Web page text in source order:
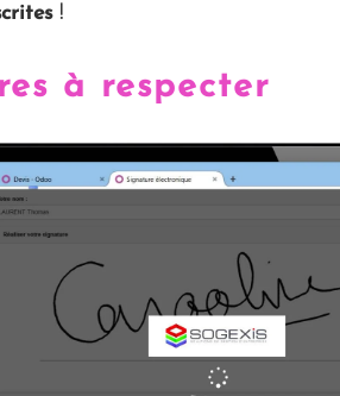
!
à respecter